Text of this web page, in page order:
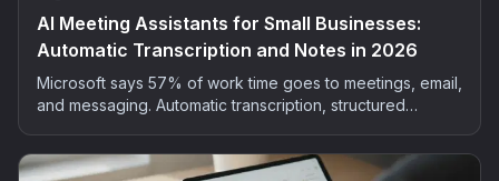
AI Meeting Assistants for Small Businesses:
Automatic Transcription and Notes in 2026
Microsoft says 57% of work time goes to meetings, email,
and messaging. Automatic transcription, structured
bring AI into your small business meetings, GDPR-safe.